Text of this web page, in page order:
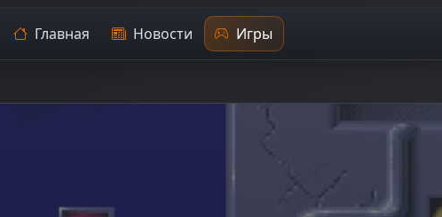
Главная Новости Игры